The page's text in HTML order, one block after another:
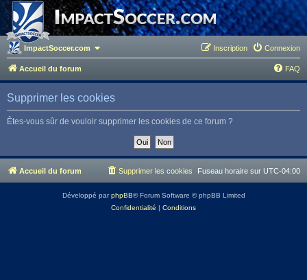
ImpactSoccer.com Connexion
Inscription
Accueil du forum FAQ
Supprimer les cookies
Êtes-vous sûr de vouloir supprimer les cookies de ce forum ?
Accueil du forum Fuseau horaire sur UTC-04:00
Supprimer les cookies
Développé parphpBB® Forum Software © phpBB Limited
Confidentialité | Conditions